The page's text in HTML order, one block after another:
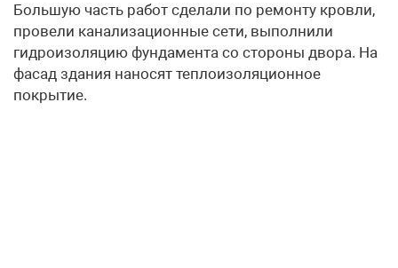
Большую часть работ сделали по ремонту кровли,
провели канализационные сети, выполнили
гидроизоляцию фундамента со стороны двора. На
фасад здания наносят теплоизоляционное
покрытие.